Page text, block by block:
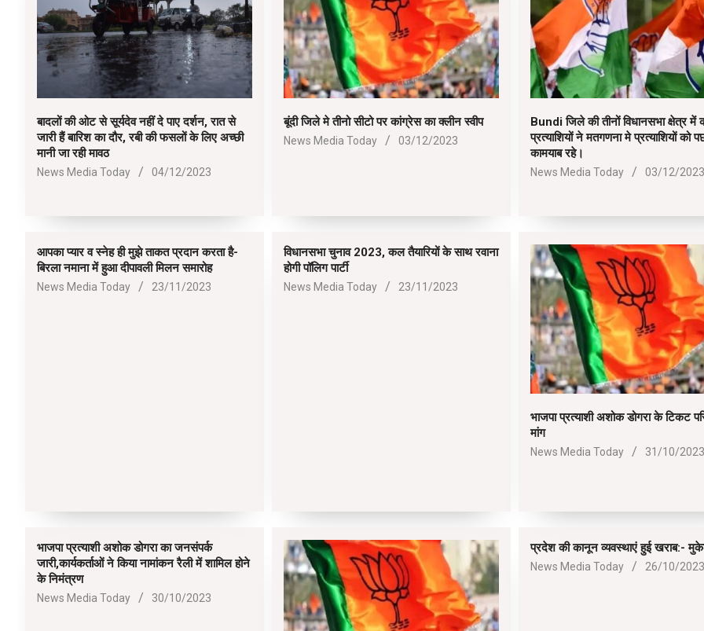
बादलों की ओट से सूर्यदेव नहीं दे पाए दर्शन, रात से
जारी हैं बारिश का दौर, रबी की फसलों के लिए अच्छी
मानी जा रही मावठ
2023-
News Media Today 04/12/2023
बूंदी जिले मे तीनो सीटो पर कांग्रेस का क्लीन स्वीप
2023-
News Media Today 03/12/2023
Bundi जिले की तीनों विधानसभा क्षेत्र
प्रत्याशियों ने मतगणना मे प्रत्याशियों को
कामयाब रहे।
2023-
News Media Today 03/12/2023
आपका प्यार व स्नेह ही मुझे ताकत प्रदान करता है-
बिरला नमाना में हुआ दीपावली मिलन समारोह
2023-
News Media Today 23/11/2023
विधानसभा चुनाव 2023, कल तैयारियों के साथ रवाना
होगी पॉलिग पार्टी
2023-
News Media Today 23/11/2023
भाजपा प्रत्याशी अशोक डोगरा के टिकट
मांग
2023-
News Media Today 31/10/2023
भाजपा प्रत्याशी अशोक डोगरा का जनसंपर्क
जारी,कार्यकर्ताओं ने किया नामांकन रैली में शामिल होने
के निमंत्रण
2023-
News Media Today 30/10/2023
प्रदेश की कानून व्यवस्थाएं हुई खराब:-
2023-
News Media Today 26/10/2023
A78 5G
5G (Glowing Blue, 8GB RAM, 128 Storage) | 5000 mAh
with 33W SUPERVOOC Charger| 50MP AI Camera | 90Hz
BOAT